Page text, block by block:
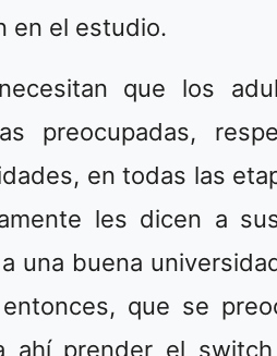
en el estudio.
que los
preocupadas,
en todas las
les dicen a
una buena
que se
ahí prender el